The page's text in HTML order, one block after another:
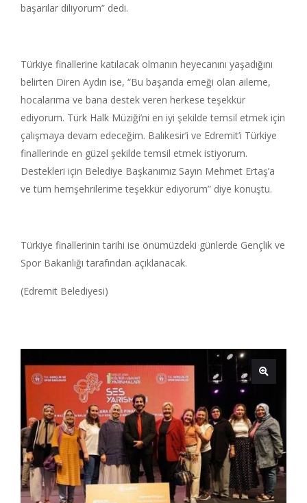
başarılar diliyorum” dedi.
Türkiye finallerine katılacak olmanın heyecanını yaşadığını
belirten Diren Aydın ise, “Bu başarıda emeği olan aileme,
hocalarıma ve bana destek veren herkese teşekkür
ediyorum. Türk Halk Müziği’ni en iyi şekilde temsil etmek için
çalışmaya devam edeceğim. Balıkesir’i ve Edremit’i Türkiye
finallerinde en güzel şekilde temsil etmek istiyorum.
Destekleri için Belediye Başkanımız Sayın Mehmet Ertaş’a
ve tüm hemşehrilerime teşekkür ediyorum” diye konuştu.
Türkiye finallerinin tarihi ise önümüzdeki günlerde Gençlik ve
Spor Bakanlığı tarafından açıklanacak.
(Edremit Belediyesi)